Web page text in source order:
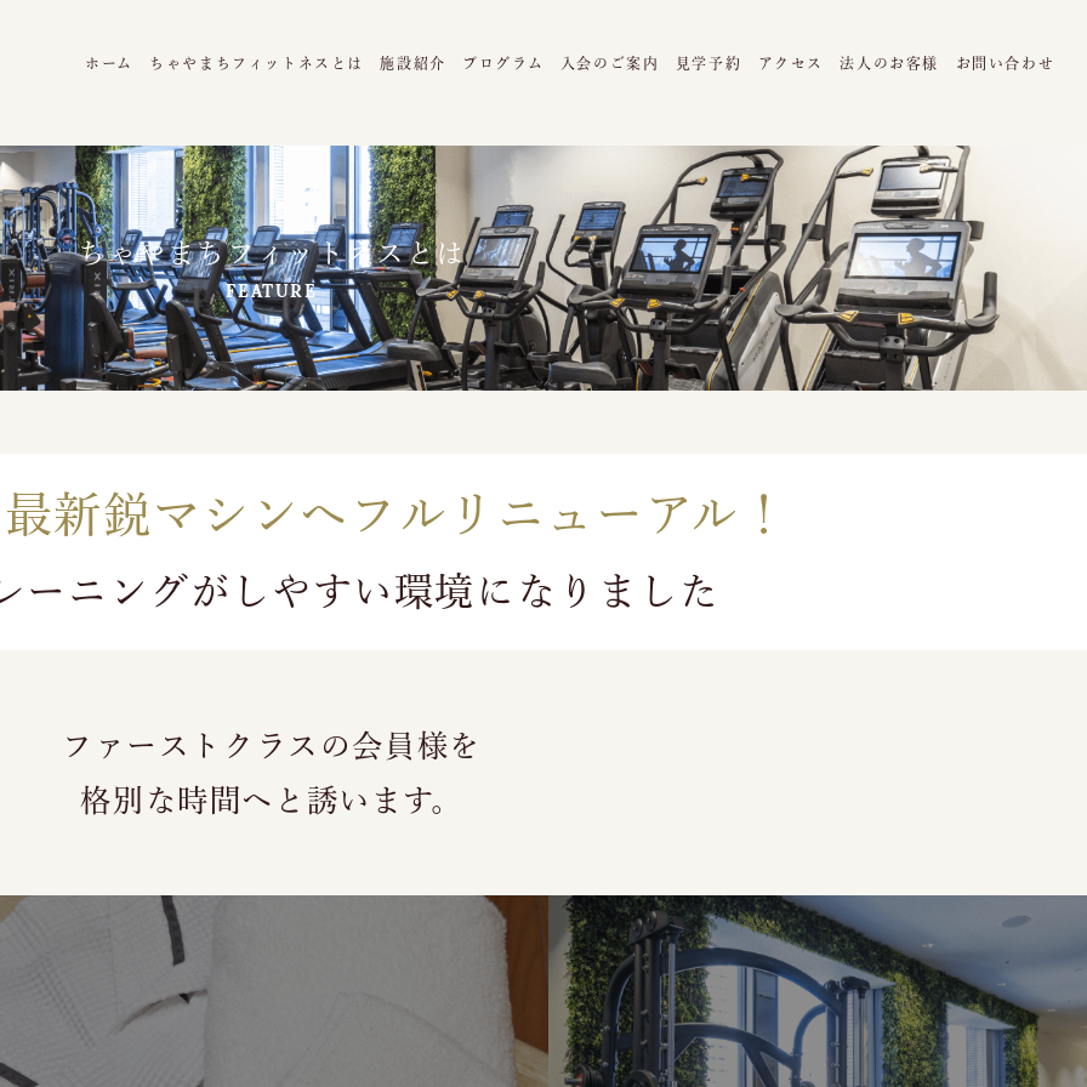
ホーム ちゃやまちフィットネスとは 施設紹介 プログラム 入会のご案内 見学予約 アクセス 法人のお客様 お問い合わせ
ちゃやまちフィットネスとは
FEATURE
最新鋭マシンへフルリニューアル！
ーニングがしやすい環境になりました
ファーストクラスの会員様を
格別な時間へと誘います。